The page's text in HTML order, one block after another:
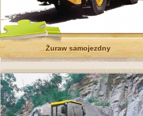
Żuraw samojezdny